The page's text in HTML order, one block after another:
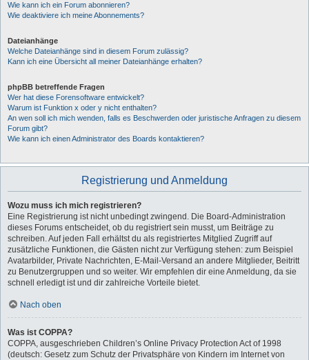
Wie kann ich ein Forum abonnieren?
Wie deaktiviere ich meine Abonnements?
Dateianhänge
Welche Dateianhänge sind in diesem Forum zulässig?
Kann ich eine Übersicht all meiner Dateianhänge erhalten?
phpBB betreffende Fragen
Wer hat diese Forensoftware entwickelt?
Warum ist Funktion x oder y nicht enthalten?
An wen soll ich mich wenden, falls es Beschwerden oder juristische Anfragen zu diesem
Forum gibt?
Wie kann ich einen Administrator des Boards kontaktieren?
Registrierung und Anmeldung
Wozu muss ich mich registrieren?
Eine Registrierung ist nicht unbedingt zwingend. Die Board-Administration
dieses Forums entscheidet, ob du registriert sein musst, um Beiträge zu
schreiben. Auf jeden Fall erhältst du als registriertes Mitglied Zugriff auf
zusätzliche Funktionen, die Gästen nicht zur Verfügung stehen: zum Beispiel
Avatarbilder, Private Nachrichten, E-Mail-Versand an andere Mitglieder, Beitritt
zu Benutzergruppen und so weiter. Wir empfehlen dir eine Anmeldung, da sie
schnell erledigt ist und dir zahlreiche Vorteile bietet.
Nach oben
Was ist COPPA?
COPPA, ausgeschrieben Children’s Online Privacy Protection Act of 1998
(deutsch: Gesetz zum Schutz der Privatsphäre von Kindern im Internet von